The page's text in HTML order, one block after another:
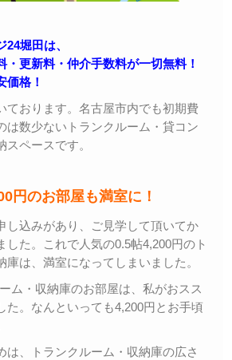
堀田は、
・更新料・仲介手数料が一切無料！
価格！
ております。名古屋市内でも初期費
は数少ないトランクルーム・貸コン
ペースです。
円のお部屋も満室に！
し込みがあり、ご見学して頂いてか
した。これで人気の0.5帖4,200円のト
庫は、満室になってしまいました。
ム・収納庫のお部屋は、私がおスス
た。なんといっても4,200円とお手頃
は、トランクルーム・収納庫の広さ